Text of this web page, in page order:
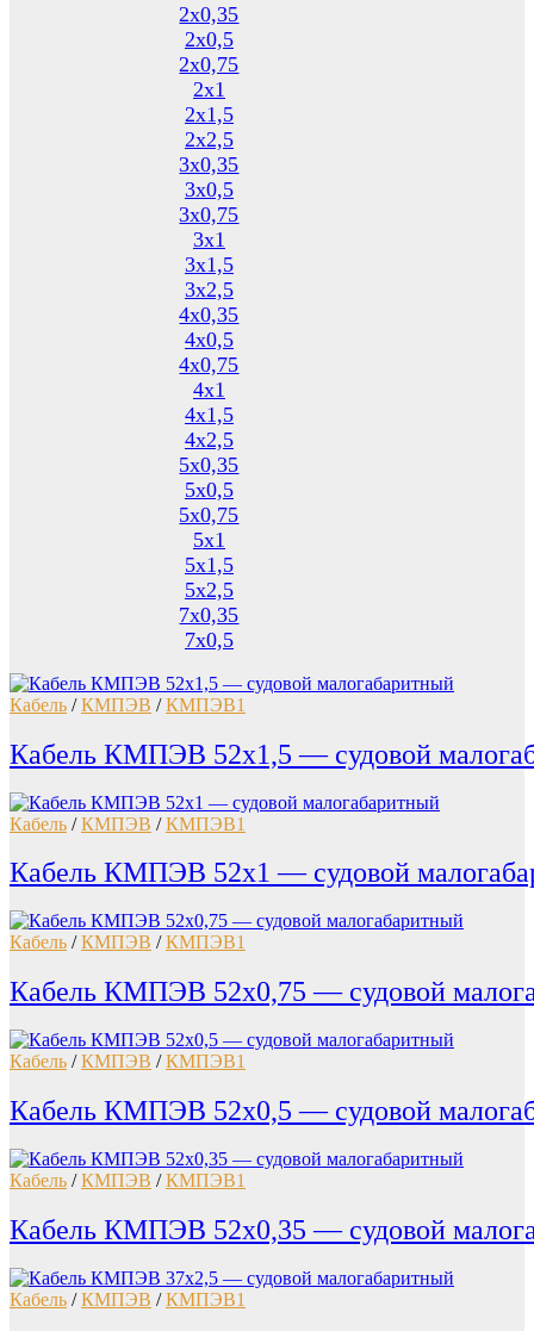
2х0,35
2х0,5
2х0,75
2х1
2х1,5
2х2,5
3х0,35
3х0,5
3х0,75
3х1
3х1,5
3х2,5
4х0,35
4х0,5
4х0,75
4х1
4х1,5
4х2,5
5х0,35
5х0,5
5х0,75
5х1
5х1,5
5х2,5
7х0,35
7х0,5
Кабель /КМПЭВ /КМПЭВ1
Кабель КМПЭВ 52х1,5 — судовой
Кабель /КМПЭВ /КМПЭВ1
Кабель КМПЭВ 52х1 — судовой
Кабель /КМПЭВ /КМПЭВ1
Кабель КМПЭВ 52х0,75 — судовой
Кабель /КМПЭВ /КМПЭВ1
Кабель КМПЭВ 52х0,5 — судовой
Кабель /КМПЭВ /КМПЭВ1
Кабель КМПЭВ 52х0,35 — судовой
Кабель /КМПЭВ /КМПЭВ1